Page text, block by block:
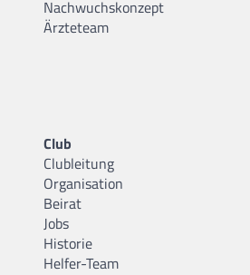
Nachwuchskonzept
Ärzteteam
Club
Clubleitung
Organisation
Beirat
Jobs
Historie
Helfer-Team